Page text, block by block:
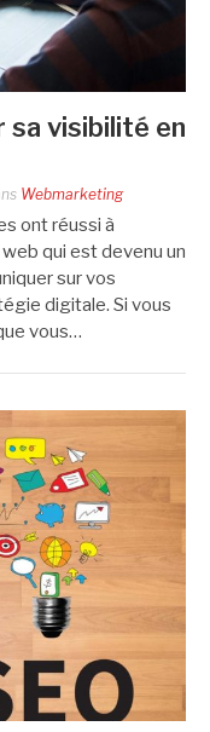
sa visibilité en
Webmarketing
ont réussi à
qui est devenu un
sur vos
digitale. Si vous
vous…